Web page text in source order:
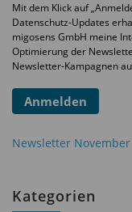
Mit dem Klick auf
Datenschutz-Updates
migosens GmbH meine
Optimierung der
Newsletter-Kampagnen
Anmelden
Newsletter November
Kategorien